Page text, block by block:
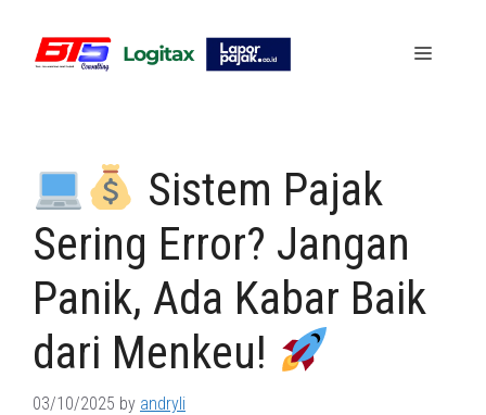
content
Menu
Sistem Pajak
Sering Error? Jangan
Panik, Ada Kabar Baik
dari Menkeu!
03/10/2025 by andryli